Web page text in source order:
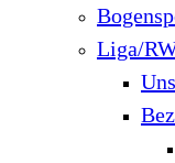
Liga/